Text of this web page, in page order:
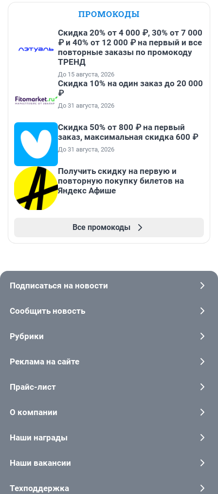
ПРОМОКОДЫ
Скидка 20% от 4 000 ₽, 30% от 7 000
₽ и 40% от 12 000 ₽ на первый и все
повторные заказы по промокоду
ТРЕНД
До 15 августа, 2026
Скидка 10% на один заказ до 20 000
₽
До 31 августа, 2026
Скидка 50% от 800 ₽ на первый
заказ, максимальная скидка 600 ₽
До 31 августа, 2026
Получить скидку на первую и
повторную покупку билетов на
Яндекс Афише
Все промокоды
Подписаться на новости
Сообщить новость
Рубрики
Реклама на сайте
Прайс-лист
О компании
Наши награды
Наши вакансии
Техподдержка